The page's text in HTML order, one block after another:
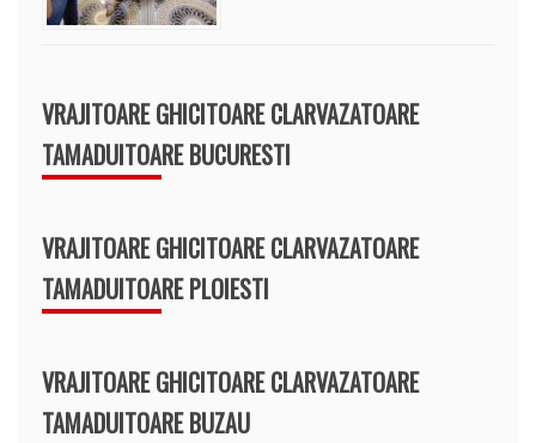
VRAJITOARE GHICITOARE CLARVAZATOARE
TAMADUITOARE BUCURESTI
VRAJITOARE GHICITOARE CLARVAZATOARE
TAMADUITOARE PLOIESTI
VRAJITOARE GHICITOARE CLARVAZATOARE
TAMADUITOARE BUZAU